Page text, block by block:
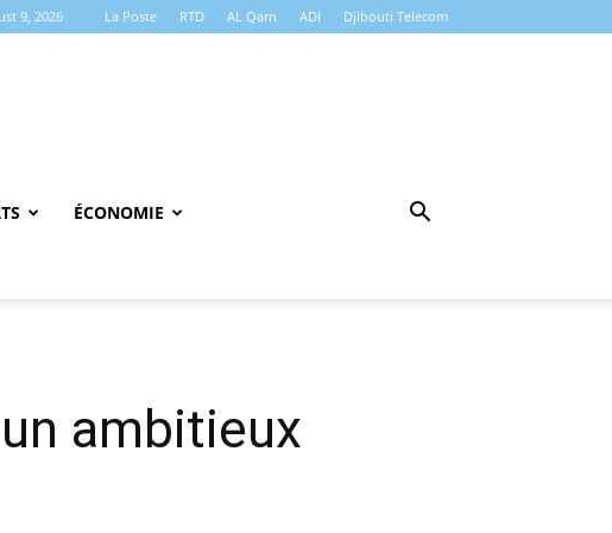
9, 2026 La Poste RTD AL Qarn ADI Djibouti Telecom
ÉCONOMIE
ambitieux